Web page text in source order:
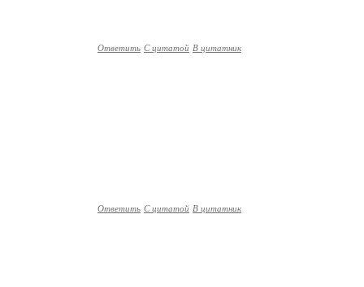
Ответить С цитатой В цитатник
Ответить С цитатой В цитатник